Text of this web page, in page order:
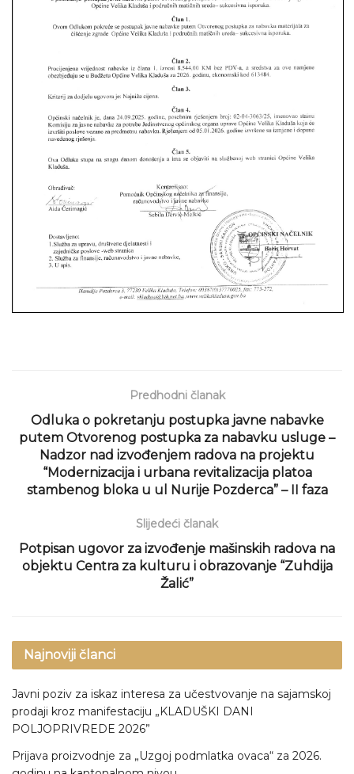
Predhodni članak
Odluka o pokretanju postupka javne nabavke
putem Otvorenog postupka za nabavku usluge –
Nadzor nad izvođenjem radova na projektu
“Modernizacija i urbana revitalizacija platoa
stambenog bloka u ul Nurije Pozderca” – II faza
Slijedeći članak
Potpisan ugovor za izvođenje mašinskih radova na
objektu Centra za kulturu i obrazovanje “Zuhdija
Žalić”
Najnoviji članci
Javni poziv za iskaz interesa za učestvovanje na sajamskoj
prodaji kroz manifestaciju „KLADUŠKI DANI
POLJOPRIVREDE 2026”
Prijava proizvodnje za „Uzgoj podmlatka ovaca“ za 2026.